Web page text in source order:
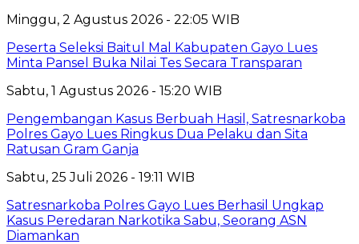
Minggu, 2 Agustus 2026 - 22:05 WIB
Peserta Seleksi Baitul Mal Kabupaten Gayo Lues
Minta Pansel Buka Nilai Tes Secara Transparan
Sabtu, 1 Agustus 2026 - 15:20 WIB
Pengembangan Kasus Berbuah Hasil, Satresnarkoba
Polres Gayo Lues Ringkus Dua Pelaku dan Sita
Ratusan Gram Ganja
Sabtu, 25 Juli 2026 - 19:11 WIB
Satresnarkoba Polres Gayo Lues Berhasil Ungkap
Kasus Peredaran Narkotika Sabu, Seorang ASN
Diamankan